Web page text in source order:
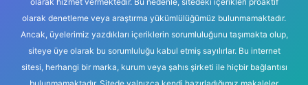
olarak denetleme veya araştırma yükümlülüğümüz bulunmamaktadır.
Ancak, üyelerimiz yazdıkları içeriklerin sorumluluğunu taşımakta olup,
siteye üye olarak bu sorumluluğu kabul etmiş sayılırlar. Bu internet
sitesi, herhangi bir marka, kurum veya şahıs şirketi ile hiçbir bağlantısı